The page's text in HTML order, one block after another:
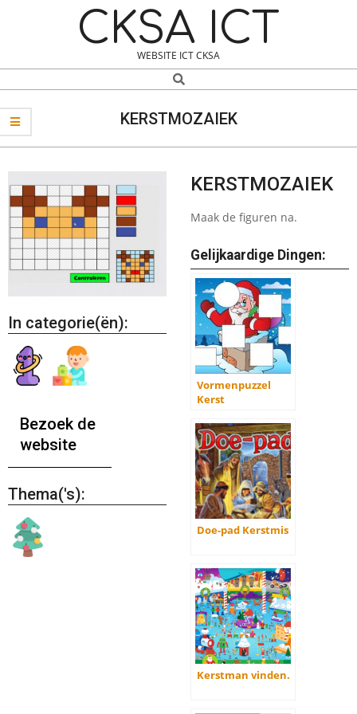
CKSA ICT
WEBSITE ICT CKSA
Search
KERSTMOZAIEK
In categorie(ën):
Bezoek de
website
Thema('s):
KERSTMOZAIEK
Maak de figuren na.
Gelijkaardige Dingen:
Vormenpuzzel
Kerst
Doe-pad Kerstmis
Kerstman vinden.